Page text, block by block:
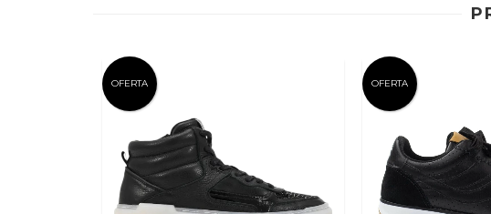
OFERTA OFERTA